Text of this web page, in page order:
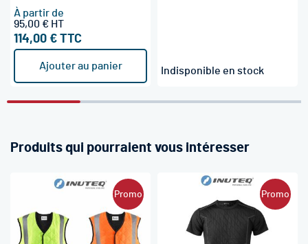
À partir de
114,00 €
95,00 €
Ajouter au panier Indisponible en stock
Produits qui pourraient vous intéresser
Promo Promo